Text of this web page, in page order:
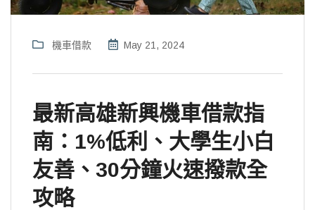
機車借款 May 21, 2024
最新高雄新興機車借款指
南：1%低利、大學生小白
友善、30分鐘火速撥款全
攻略